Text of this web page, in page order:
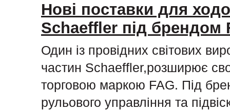
Нові поставки для
Schaeffler під брендом
Один із провідних світових
частин Schaeffler,розширює
торговою маркою FAG. Під
рульового управління та